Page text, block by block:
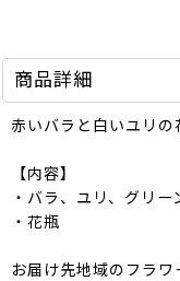
商品詳細
赤いバラと白いユリの
【内容】
・バラ、ユリ、グリー
・花瓶
お届け先地域のフラワ